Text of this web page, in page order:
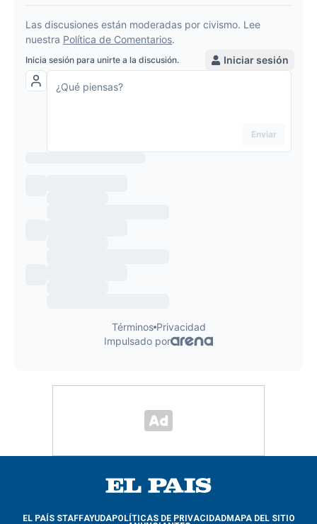
EL PAÍS STAFFAYUDAPOLÍTICAS DE PRIVACIDADMAPA DEL SITIO